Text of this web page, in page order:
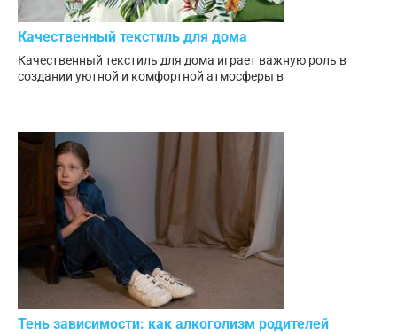
Качественный текстиль для дома
Качественный текстиль для дома играет важную роль в
создании уютной и комфортной атмосферы в
Тень зависимости: как алкоголизм родителей